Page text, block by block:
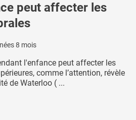
peut affecter les
8 mois
l'enfance peut affecter les
comme l’attention, révèle
de Waterloo ( ...